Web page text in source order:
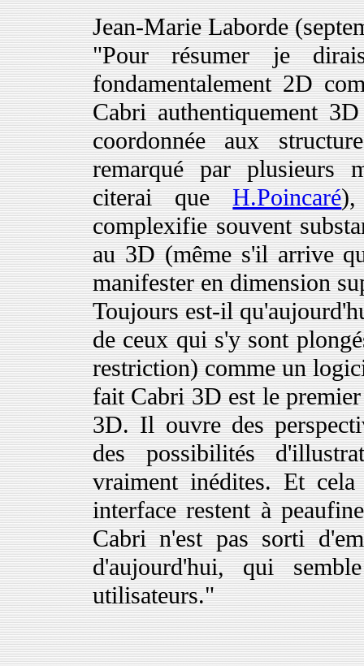
Jean-Marie Laborde
"Pour résumer je
fondamentalement 2D
Cabri authentiquement
coordonnée aux
remarqué par plusieurs
citerai queH.Poincaré),
complexifie souvent
au 3D (même s'il arrive
manifester en dimension
Toujours est-il
de ceux qui s'y sont
restriction) comme un
fait Cabri 3D est le
3D. Il ouvre des
des possibilités
vraiment inédites. Et
interface restent à
Cabri n'est pas sorti
d'aujourd'hui, qui
utilisateurs."